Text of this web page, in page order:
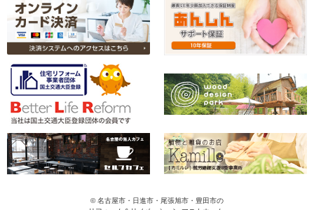
© 名古屋市・日進市・尾張旭市・豊田市の